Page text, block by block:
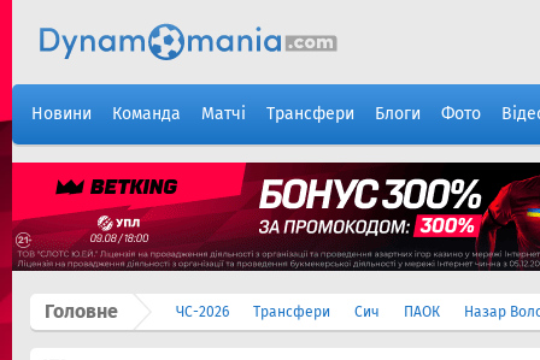
Новини Команда Матчі Трансфери Блоги Фото
Головне ЧС-2026 Трансфери Сич ПАОК Назар